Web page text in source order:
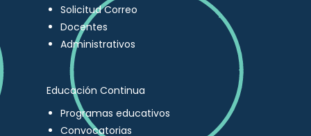
Solicitud Correo
Docentes
Administrativos
Educación Continua
Programas educativos
Convocatorias